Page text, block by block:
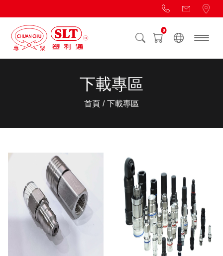
0
下載專區
首頁 下載專區